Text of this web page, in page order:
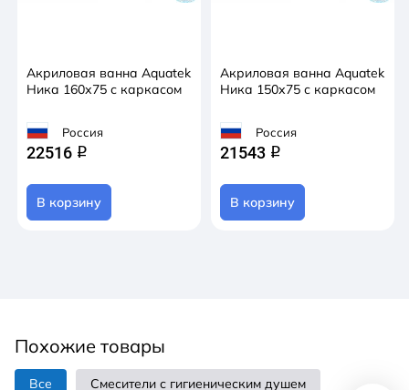
Акриловая ванна Aquatek
Ника 160х75 с каркасом
Россия
22516 q
В корзину
Акриловая ванна Aquatek
Ника 150х75 с каркасом
Россия
21543 q
В корзину
Похожие товары
Все Смесители с гигиеническим душем